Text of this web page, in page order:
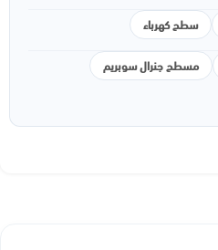
سطح كهرباء
مسطح جنرال سوبريم